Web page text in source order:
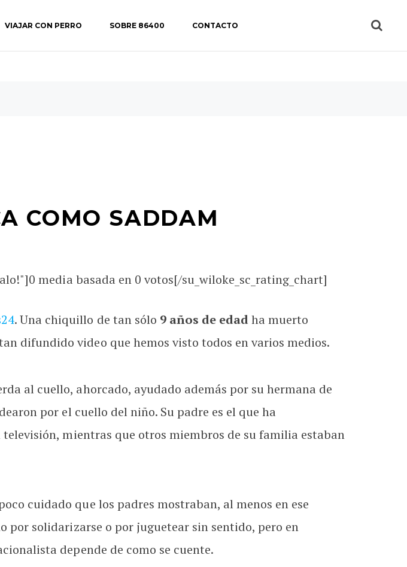
VIAJAR CON PERRO SOBRE 86400 CONTACTO
COMO SADDAM
0media basada en 0 votos[/su_wiloke_sc_rating_chart]
. Una chiquillo de tan sólo 9 años de edadha muerto
difundido video que hemos visto todos en varios medios.
al cuello, ahorcado, ayudado además por su hermana de
por el cuello del niño. Su padre es el que ha
mientras que otros miembros de su familia estaban
cuidado que los padres mostraban, al menos en ese
por solidarizarse o por juguetear sin sentido, pero en
depende de como se cuente.